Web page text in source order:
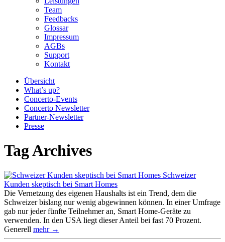
Team
Feedbacks
Glossar
Impressum
AGBs
Support
Kontakt
Übersicht
What’s up?
Concerto-Events
Concerto Newsletter
Partner-Newsletter
Presse
Tag Archives
Schweizer
Kunden skeptisch bei Smart Homes
Die Vernetzung des eigenen Haushalts ist ein Trend, dem die
Schweizer bislang nur wenig abgewinnen können. In einer Umfrage
gab nur jeder fünfte Teilnehmer an, Smart Home-Geräte zu
verwenden. In den USA liegt dieser Anteil bei fast 70 Prozent.
Generell mehr →